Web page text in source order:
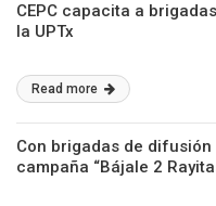
CEPC capacita a
la UPTx
Read more
Con brigadas de
campaña “Bájale 2